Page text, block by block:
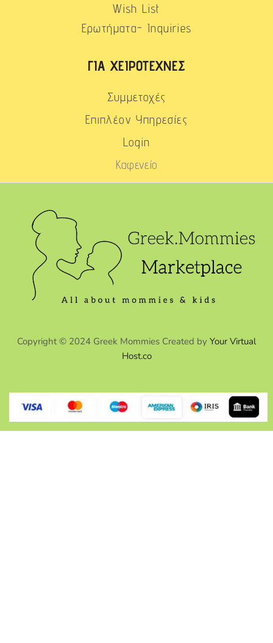
Wish List
Ερωτήματα- Inquiries
ΓΙΑ ΧΕΙΡΟΤΈΧΝΕΣ
Συμμετοχές
Επιπλέον Υπηρεσίες
Login
Καφενείο
Copyright © 2024 Greek Mommies Created by Your Virtual
Host.co